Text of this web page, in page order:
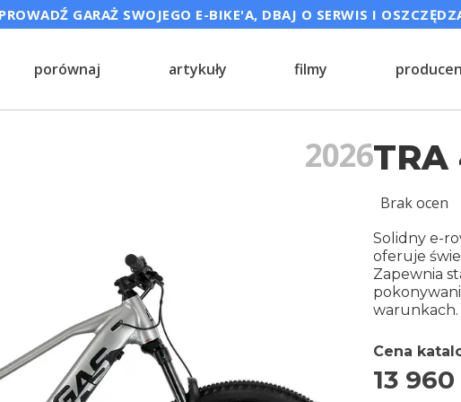
GARAŻ SWOJEGO E-BIKE'A, DBAJ O SERWIS I
porównaj artykuły filmy
2026TRA
Brak ocen
Solidny e-
oferuje
Zapewnia
warunkach.
Cena
13 960